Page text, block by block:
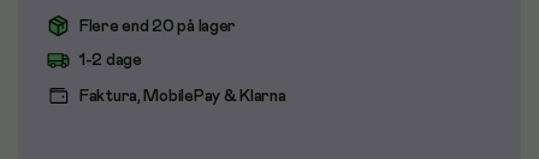
Flere end 20 på lager
1-2 dage
Faktura, MobilePay & Klarna